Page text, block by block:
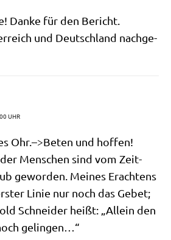
Dan­ke für den Bericht.
und Deutsch­land nach­ge­
UHR
Ohr.–>Beten und hoffen!
Men­schen sind vom Zeit­
gewor­den. Mei­nes Erach­tens
Linie nur noch das Gebet;
Schnei­der heißt: „Allein den
gelingen…“